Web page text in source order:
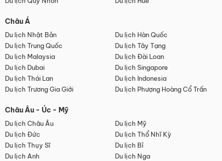
Châu Á
Du lịch Nhật Bản
Du lịch Hàn Quốc
Du lịch Trung Quốc
Du lịch Tây Tạng
Du lịch Malaysia
Du lịch Đài Loan
Du lịch Dubai
Du lịch Singapore
Du lịch Thái Lan
Du lịch Indonesia
Du lịch Trương Gia Giới
Du lịch Phượng Hoàng Cổ Trấn
Châu Âu - Úc - Mỹ
Du lịch Châu Âu
Du lịch Mỹ
Du lịch Đức
Du lịch Thổ Nhĩ Kỳ
Du lịch Thụy Sĩ
Du lịch Bỉ
Du lịch Anh
Du lịch Nga